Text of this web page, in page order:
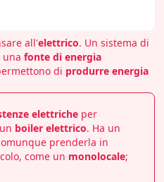
all'elettrico. Un sistema di
una fonte di energia
di produrre energia
elettricheper
boiler elettrico. Ha un
prenderla in
come un monolocale;